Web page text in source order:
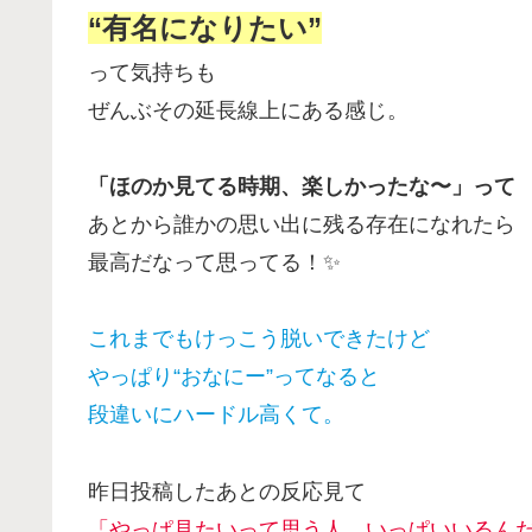
“有名になりたい”
って気持ちも
ぜんぶその延長線上にある感じ。
「ほのか見てる時期、楽しかったな〜」って
あとから誰かの思い出に残る存在になれたら
最高だなって思ってる！✨
これまでもけっこう脱いできたけど
やっぱり“おなにー”ってなると
段違いにハードル高くて。
昨日投稿したあとの反応見て